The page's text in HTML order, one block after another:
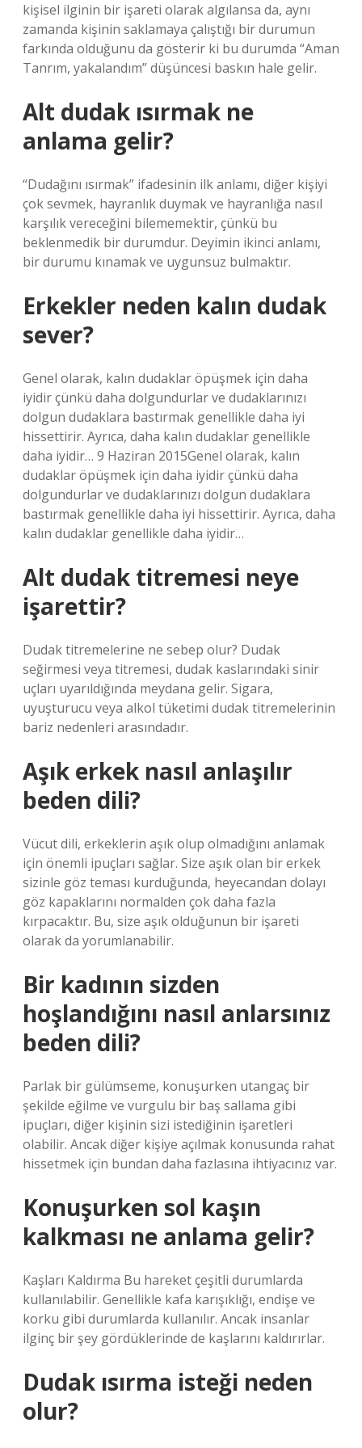
kişisel ilginin bir işareti olarak algılansa da, aynı
zamanda kişinin saklamaya çalıştığı bir durumun
farkında olduğunu da gösterir ki bu durumda “Aman
Tanrım, yakalandım” düşüncesi baskın hale gelir.
Alt dudak ısırmak ne
anlama gelir?
“Dudağını ısırmak” ifadesinin ilk anlamı, diğer kişiyi
çok sevmek, hayranlık duymak ve hayranlığa nasıl
karşılık vereceğini bilememektir, çünkü bu
beklenmedik bir durumdur. Deyimin ikinci anlamı,
bir durumu kınamak ve uygunsuz bulmaktır.
Erkekler neden kalın dudak
sever?
Genel olarak, kalın dudaklar öpüşmek için daha
iyidir çünkü daha dolgundurlar ve dudaklarınızı
dolgun dudaklara bastırmak genellikle daha iyi
hissettirir. Ayrıca, daha kalın dudaklar genellikle
daha iyidir… 9 Haziran 2015Genel olarak, kalın
dudaklar öpüşmek için daha iyidir çünkü daha
dolgundurlar ve dudaklarınızı dolgun dudaklara
bastırmak genellikle daha iyi hissettirir. Ayrıca, daha
kalın dudaklar genellikle daha iyidir…
Alt dudak titremesi neye
işarettir?
Dudak titremelerine ne sebep olur? Dudak
seğirmesi veya titremesi, dudak kaslarındaki sinir
uçları uyarıldığında meydana gelir. Sigara,
uyuşturucu veya alkol tüketimi dudak titremelerinin
bariz nedenleri arasındadır.
Aşık erkek nasıl anlaşılır
beden dili?
Vücut dili, erkeklerin aşık olup olmadığını anlamak
için önemli ipuçları sağlar. Size aşık olan bir erkek
sizinle göz teması kurduğunda, heyecandan dolayı
göz kapaklarını normalden çok daha fazla
kırpacaktır. Bu, size aşık olduğunun bir işareti
olarak da yorumlanabilir.
Bir kadının sizden
hoşlandığını nasıl anlarsınız
beden dili?
Parlak bir gülümseme, konuşurken utangaç bir
şekilde eğilme ve vurgulu bir baş sallama gibi
ipuçları, diğer kişinin sizi istediğinin işaretleri
olabilir. Ancak diğer kişiye açılmak konusunda rahat
hissetmek için bundan daha fazlasına ihtiyacınız var.
Konuşurken sol kaşın
kalkması ne anlama gelir?
Kaşları Kaldırma Bu hareket çeşitli durumlarda
kullanılabilir. Genellikle kafa karışıklığı, endişe ve
korku gibi durumlarda kullanılır. Ancak insanlar
ilginç bir şey gördüklerinde de kaşlarını kaldırırlar.
Dudak ısırma isteği neden
olur?